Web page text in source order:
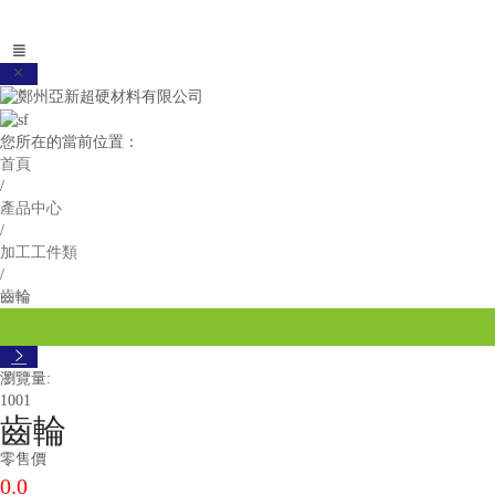


您所在的當前位置：
首頁
/
產品中心
/
加工工件類
/
齒輪

瀏覽量:
1001
齒輪
零售價
0.0